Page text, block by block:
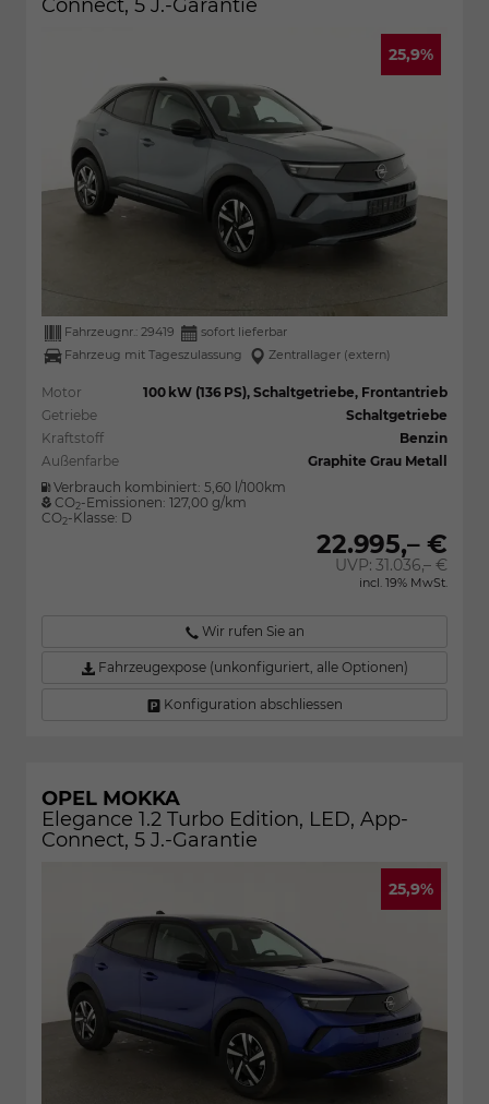
Connect, 5 J.-Garantie
25,9%
Fahrzeugnr.: 29419
sofort lieferbar
Fahrzeug mit Tageszulassung
Zentrallager (extern)
Motor
100 kW (136 PS), Schaltgetriebe, Frontantrieb
Getriebe
Schaltgetriebe
Kraftstoff
Benzin
Außenfarbe
Graphite Grau Metall
Verbrauch kombiniert: 5,60 l/100km
CO2-Emissionen: 127,00 g/km
CO2-Klasse: D
22.995,– €
UVP:31.036,– €
incl. 19% MwSt.
Wir rufen Sie an
Fahrzeugexpose (unkonfiguriert, alle Optionen)
Konfiguration abschliessen
OPEL MOKKA
Elegance 1.2 Turbo Edition, LED, App-
Connect, 5 J.-Garantie
25,9%